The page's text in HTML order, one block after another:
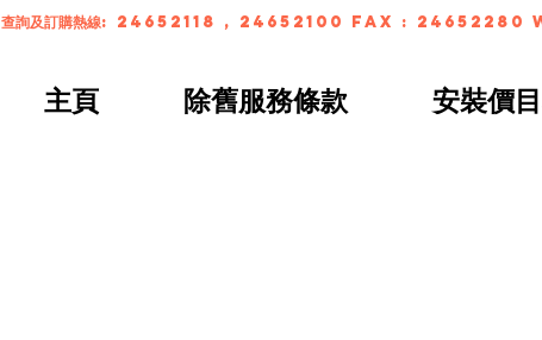
主頁 除舊服務條款 安裝價
查詢及訂購熱線: 24652118 , 24652100 FAX :